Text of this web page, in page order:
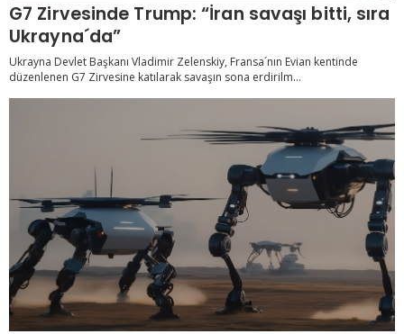
G7 Zirvesinde Trump: “İran savaşı bitti, sıra
Ukrayna´da”
Ukrayna Devlet Başkanı Vladimir Zelenskiy, Fransa´nın Evian kentinde
düzenlenen G7 Zirvesine katılarak savaşın sona erdirilm...